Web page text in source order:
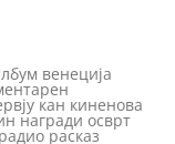
венеција
кан киненова
награди осврт
радио расказ